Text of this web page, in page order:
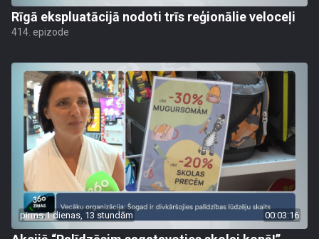
Rīgā ekspluatācijā nodoti trīs reģionālie veloceļi
414. epizode
pirms 1 dienas, 13 stundām 00:03:16